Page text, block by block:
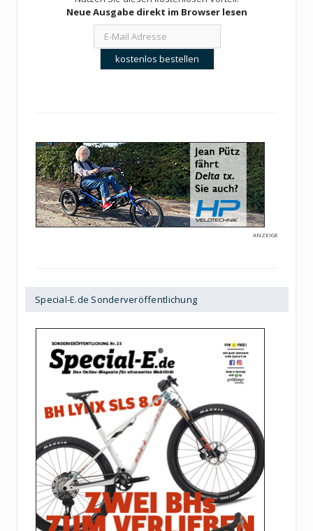
Neue Ausgabe direkt im Browser lesen
ANZEIGE
Special-E.de Sonderveröffentlichung